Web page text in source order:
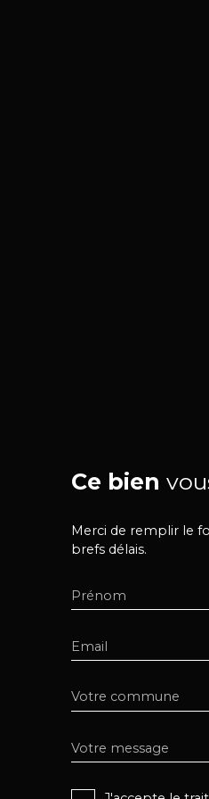
Ce bien
Merci de remplir le
brefs délais.
Prénom
Email
Votre commune
Votre message